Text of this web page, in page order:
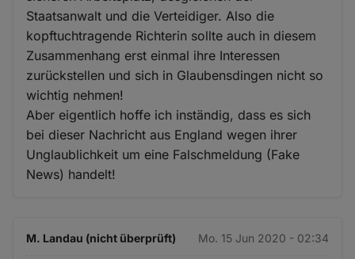
Staatsanwalt und die Verteidiger. Also die
kopftuchtragende Richterin sollte auch in diesem
Zusammenhang erst einmal ihre Interessen
zurückstellen und sich in Glaubensdingen nicht so
wichtig nehmen!
Aber eigentlich hoffe ich inständig, dass es sich
bei dieser Nachricht aus England wegen ihrer
Unglaublichkeit um eine Falschmeldung (Fake
News) handelt!
M. Landau (nicht überprüft) Mo. 15 Jun 2020 - 02:34